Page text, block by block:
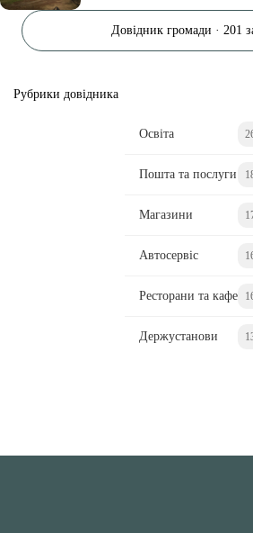
Довідник громади · 201
Рубрики довідника
Освіта
Пошта та послуги
Магазини
Автосервіс
Ресторани та кафе
Держустанови